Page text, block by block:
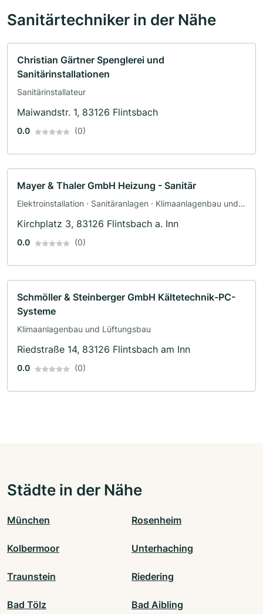
Sanitärtechniker in der Nähe
Christian Gärtner Spenglerei und
Sanitärinstallationen
Sanitärinstallateur
Maiwandstr. 1, 83126 Flintsbach
0.0 (0)
Mayer & Thaler GmbH Heizung - Sanitär
Elektroinstallation · Sanitäranlagen · Klimaanlagenbau und
Kirchplatz 3, 83126 Flintsbach a. Inn
0.0 (0)
Schmöller & Steinberger GmbH Kältetechnik-PC-
Systeme
Klimaanlagenbau und Lüftungsbau
Riedstraße 14, 83126 Flintsbach am Inn
0.0 (0)
Städte in der Nähe
München Rosenheim
Kolbermoor Unterhaching
Traunstein Riedering
Bad Tölz Bad Aibling